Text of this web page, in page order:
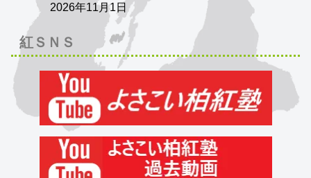
2026年11月1日
紅ＳＮＳ